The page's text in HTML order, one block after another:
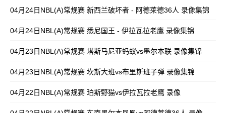
04月24日NBL(A)常规赛 新西兰破坏者 - 阿德莱德36人 录像集锦
04月24日NBL(A)常规赛 悉尼国王 - 伊拉瓦拉老鹰 录像集锦
04月23日NBL(A)常规赛 塔斯马尼亚蚂蚁vs墨尔本联 录像集锦
04月23日NBL(A)常规赛 坎斯大班vs布里斯班子弹 录像集锦
04月22日NBL(A)常规赛 珀斯野猫vs伊拉瓦拉老鹰 录像